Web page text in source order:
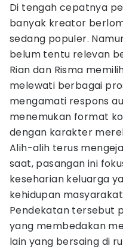
Di tengah cepatnya
banyak kreator
sedang populer.
belum tentu relevan
Rian dan Risma
melewati berbagai
mengamati respons
menemukan format
dengan karakter
Alih-alih terus
saat, pasangan ini
keseharian keluarga
kehidupan
Pendekatan tersebut
yang membedakan
lain yang bersaing di